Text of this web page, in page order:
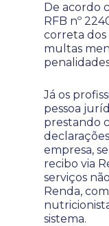
De acordo
RFB nº
correta
multas
Já os
pessoa
prestando
empresa,
recibo via
serviços
Renda,
sistema.